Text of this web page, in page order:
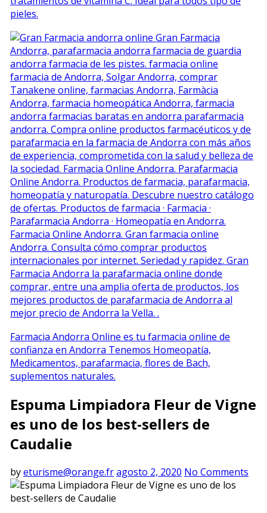
Farmacia Andorra Online es tu farmacia online de
confianza en Andorra Tenemos Homeopatía,
Medicamentos, parafarmacia, flores de Bach,
suplementos naturales.
Espuma Limpiadora Fleur de Vigne
es uno de los best-sellers de
Caudalie
byeturisme@orange.fragosto 2, 2020 No Comments